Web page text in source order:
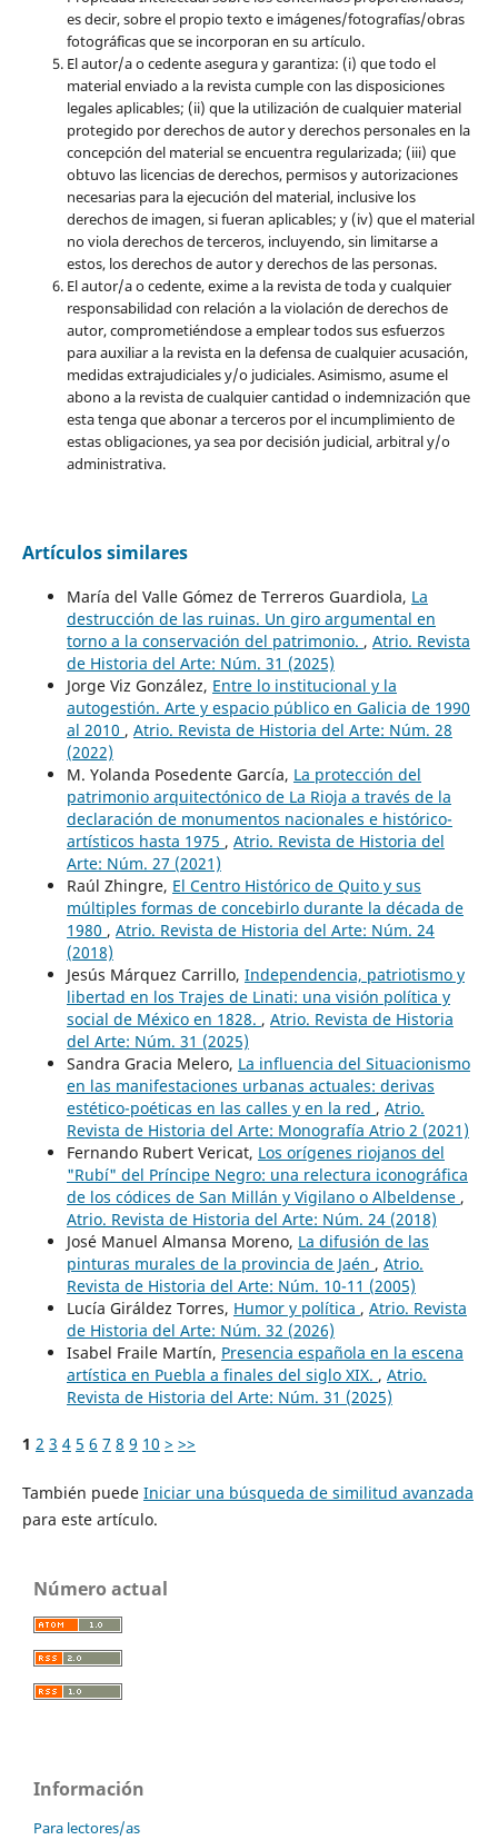
es decir, sobre el propio texto e imágenes/fotografías/obras
fotográficas que se incorporan en su artículo.
El autor/a o cedente asegura y garantiza: (i) que todo el
material enviado a la revista cumple con las disposiciones
legales aplicables; (ii) que la utilización de cualquier material
protegido por derechos de autor y derechos personales en la
concepción del material se encuentra regularizada; (iii) que
obtuvo las licencias de derechos, permisos y autorizaciones
necesarias para la ejecución del material, inclusive los
derechos de imagen, si fueran aplicables; y (iv) que el material
no viola derechos de terceros, incluyendo, sin limitarse a
estos, los derechos de autor y derechos de las personas.
El autor/a o cedente, exime a la revista de toda y cualquier
responsabilidad con relación a la violación de derechos de
autor, comprometiéndose a emplear todos sus esfuerzos
para auxiliar a la revista en la defensa de cualquier acusación,
medidas extrajudiciales y/o judiciales. Asimismo, asume el
abono a la revista de cualquier cantidad o indemnización que
esta tenga que abonar a terceros por el incumplimiento de
estas obligaciones, ya sea por decisión judicial, arbitral y/o
administrativa.
Artículos similares
María del Valle Gómez de Terreros Guardiola, La
destrucción de las ruinas. Un giro argumental en
torno a la conservación del patrimonio. , Atrio. Revista
de Historia del Arte: Núm. 31 (2025)
Jorge Viz González, Entre lo institucional y la
autogestión. Arte y espacio público en Galicia de 1990
al 2010 , Atrio. Revista de Historia del Arte: Núm. 28
(2022)
M. Yolanda Posedente García, La protección del
patrimonio arquitectónico de La Rioja a través de la
declaración de monumentos nacionales e histórico-
artísticos hasta 1975 , Atrio. Revista de Historia del
Arte: Núm. 27 (2021)
Raúl Zhingre, El Centro Histórico de Quito y sus
múltiples formas de concebirlo durante la década de
1980 , Atrio. Revista de Historia del Arte: Núm. 24
(2018)
Jesús Márquez Carrillo, Independencia, patriotismo y
libertad en los Trajes de Linati: una visión política y
social de México en 1828. , Atrio. Revista de Historia
del Arte: Núm. 31 (2025)
Sandra Gracia Melero, La influencia del Situacionismo
en las manifestaciones urbanas actuales: derivas
estético-poéticas en las calles y en la red , Atrio.
Revista de Historia del Arte: Monografía Atrio 2 (2021)
Fernando Rubert Vericat, Los orígenes riojanos del
"Rubí" del Príncipe Negro: una relectura iconográfica
de los códices de San Millán y Vigilano o Albeldense ,
Atrio. Revista de Historia del Arte: Núm. 24 (2018)
José Manuel Almansa Moreno, La difusión de las
pinturas murales de la provincia de Jaén , Atrio.
Revista de Historia del Arte: Núm. 10-11 (2005)
Lucía Giráldez Torres, Humor y política , Atrio. Revista
de Historia del Arte: Núm. 32 (2026)
Isabel Fraile Martín, Presencia española en la escena
artística en Puebla a finales del siglo XIX. , Atrio.
Revista de Historia del Arte: Núm. 31 (2025)
1 2 3 4 5 6 7 8 9 10 > >>
También puede Iniciar una búsqueda de similitud avanzada
para este artículo.
Número actual
Información
Para lectores/as